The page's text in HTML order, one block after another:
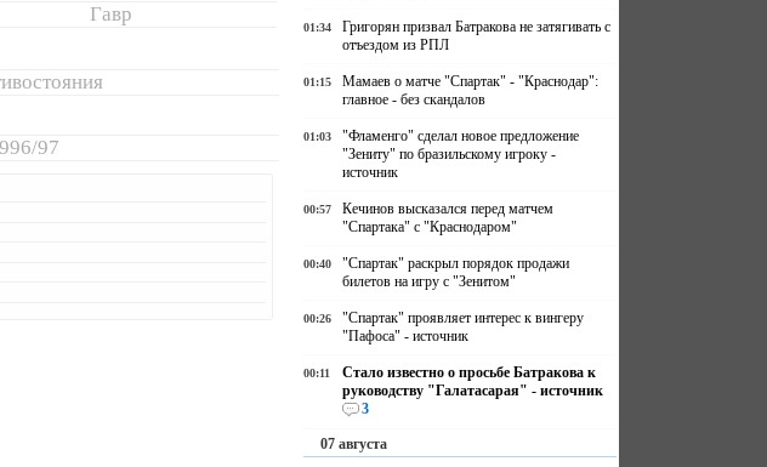
Гавр
97
01:34
Григорян призвал Батракова не затягивать с
отъездом из РПЛ
01:15
Мамаев о матче "Спартак" - "Краснодар":
главное - без скандалов
01:03
"Фламенго" сделал новое предложение
"Зениту" по бразильскому игроку -
источник
00:57
Кечинов высказался перед матчем
"Спартака" с "Краснодаром"
00:40
"Спартак" раскрыл порядок продажи
билетов на игру с "Зенитом"
00:26
"Спартак" проявляет интерес к вингеру
"Пафоса" - источник
00:11
Стало известно о просьбе Батракова к
руководству "Галатасарая" - источник
3
07 августа